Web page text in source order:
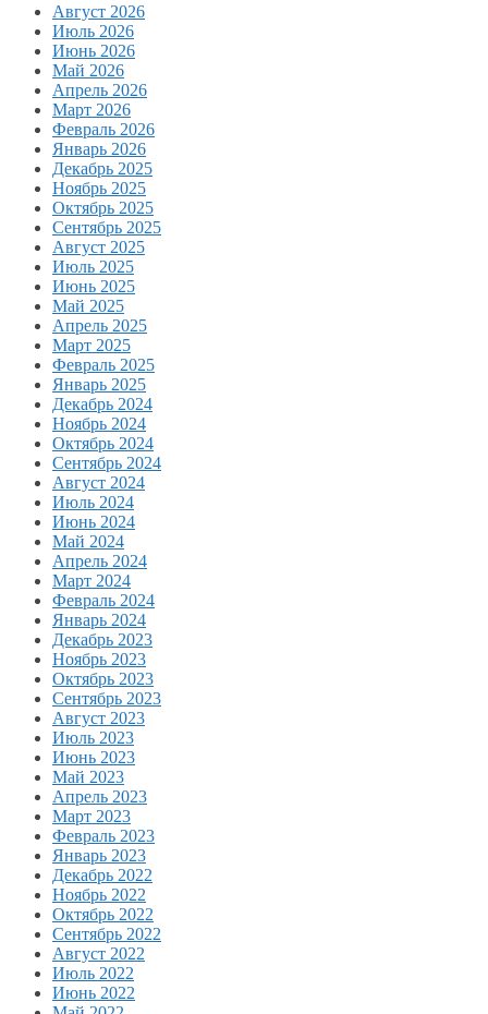
Август 2026
Июль 2026
Июнь 2026
Май 2026
Апрель 2026
Март 2026
Февраль 2026
Январь 2026
Декабрь 2025
Ноябрь 2025
Октябрь 2025
Сентябрь 2025
Август 2025
Июль 2025
Июнь 2025
Май 2025
Апрель 2025
Март 2025
Февраль 2025
Январь 2025
Декабрь 2024
Ноябрь 2024
Октябрь 2024
Сентябрь 2024
Август 2024
Июль 2024
Июнь 2024
Май 2024
Апрель 2024
Март 2024
Февраль 2024
Январь 2024
Декабрь 2023
Ноябрь 2023
Октябрь 2023
Сентябрь 2023
Август 2023
Июль 2023
Июнь 2023
Май 2023
Апрель 2023
Март 2023
Февраль 2023
Январь 2023
Декабрь 2022
Ноябрь 2022
Октябрь 2022
Сентябрь 2022
Август 2022
Июль 2022
Июнь 2022